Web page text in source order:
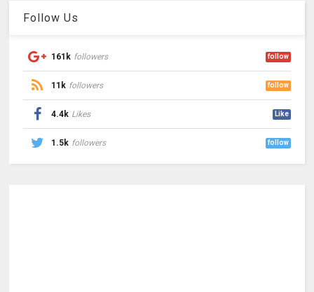
Follow Us
161k followers follow
11k followers follow
4.4k Likes Like
1.5k followers follow